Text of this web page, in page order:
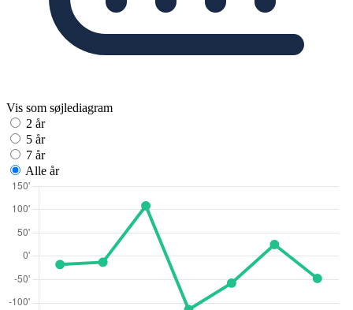
Vis som søjlediagram
2 år
5 år
7 år
Alle år